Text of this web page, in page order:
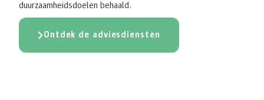
duurzaamheidsdoelen behaald.
Ontdek de adviesdiensten